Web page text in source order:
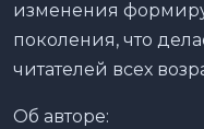
изменения
поколения, что
читателей всех
Об авторе: